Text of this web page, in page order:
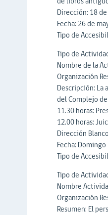
Dirección: 18
Fecha: 26 de
Tipo de
Tipo de
Nombre de la
Organización
Descripción: La
del Complejo
11.30 horas:
12.00 horas:
Dirección
Fecha:
Tipo de
Tipo de
Nombre
Organización
Resumen: El